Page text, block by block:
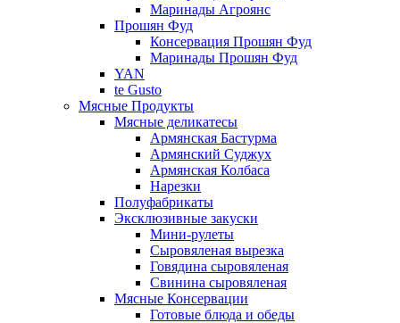
Маринады Агроянс
Прошян Фуд
Консервация Прошян Фуд
Маринады Прошян Фуд
YAN
te Gusto
Мясные Продукты
Мясные деликатесы
Армянская Бастурма
Армянский Суджух
Армянская Колбаса
Нарезки
Полуфабрикаты
Эксклюзивные закуски
Мини-рулеты
Сыровяленая вырезка
Говядина сыровяленая
Свинина сыровяленая
Мясные Консервации
Готовые блюда и обеды